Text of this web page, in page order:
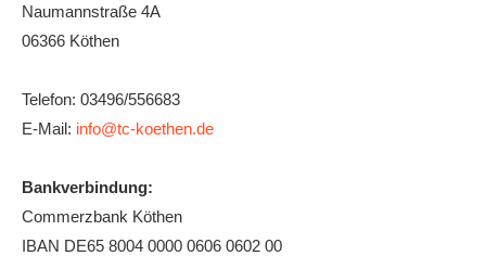
Mitgliedschaft
Bespannungsservice
Die Geschichte
Die Sponsoren
Die Fotos
Naumannstraße 4A
06366 Köthen
Telefon: 03496/556683
E-Mail: info@tc-koethen.de
Bankverbindung:
Commerzbank Köthen
IBAN DE65 8004 0000 0606 0602 00